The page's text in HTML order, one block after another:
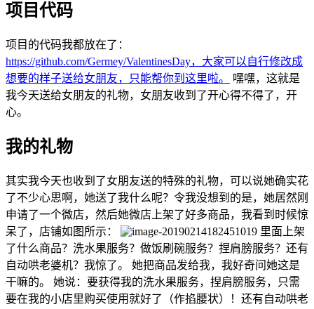
项目代码
项目的代码我都放在了：
https://github.com/Germey/ValentinesDay，大家可以自行修改成
想要的样子送给女朋友，只能帮你到这里啦。
嘿嘿，这就是
我今天送给女朋友的礼物，女朋友收到了开心得不得了，开
心。
我的礼物
其实我今天也收到了女朋友送的特殊的礼物，可以说她确实花
了不少心思啊，她送了我什么呢？令我没想到的是，她居然刚
申请了一个微店，然后她微店上架了好多商品，我看到时候惊
呆了，店铺如图所示：
里面上架
了什么商品？洗水果服务？做饭刷碗服务？捏肩膀服务？还有
自动哄老婆机？我惊了。 她把商品发给我，我好奇问她这是
干嘛的。 她说：要获得我的洗水果服务，捏肩膀服务，只需
要在我的小店里购买使用就好了（作掐腰状）！还有自动哄老